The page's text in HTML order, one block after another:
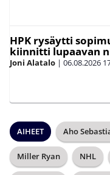
HPK rysäytti
kiinnitti lupaavan
Joni Alatalo | 06.08.2026
AIHEET Aho
Miller Ryan NHL